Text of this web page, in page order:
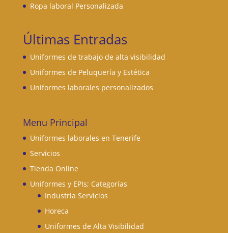
Ropa laboral Personalizada
Últimas Entradas
Uniformes de trabajo de alta visibilidad
Uniformes de Peluquería y Estética
Uniformes laborales personalizados
Menu Principal
Uniformes laborales en Tenerife
Servicios
Tienda Online
Uniformes y EPIs; Categorías
Industria Servicios
Horeca
Uniformes de Alta Visibilidad